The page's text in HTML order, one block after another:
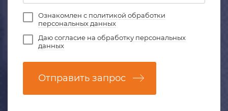
Ознакомлен с политикой обработки
персональных данных
Даюсогласие на обработку персональных
данных
Отправить запрос